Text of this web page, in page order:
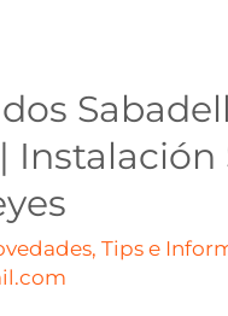
Instalación
Tips e